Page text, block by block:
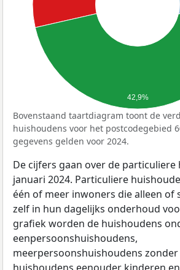
42,9%
Bovenstaand taartdiagram toont de
huishoudens voor het postcodegebied
gegevens gelden voor 2024.
De cijfers gaan over de particuliere
januari 2024. Particuliere
één of meer inwoners die alleen of
zelf in hun dagelijks onderhoud
grafiek worden de huishoudens
eenpersoonshuishoudens,
meerpersoonshuishoudens